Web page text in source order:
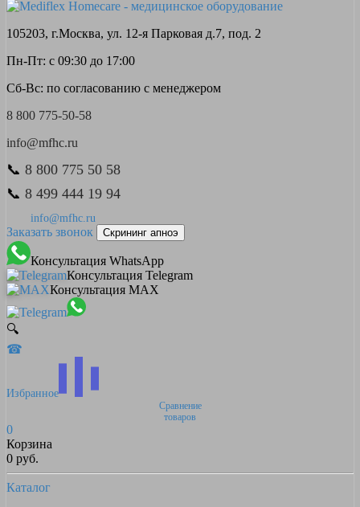
105203, г.Москва, ул. 12-я Парковая д.7, под. 2
Пн-Пт: с 09:30 до 17:00
Сб-Вс: по согласованию с менеджером
8 800 775-50-58
info@mfhc.ru
📞 8 800 775 50 58
📞 8 499 444 19 94
info@mfhc.ru
Заказать звонок Скрининг апноэ
Консультация WhatsApp
Консультация Telegram
Консультация MAX
🔍
☎
Избранное
Сравнение
товаров
0
Корзина
0 руб.
Каталог